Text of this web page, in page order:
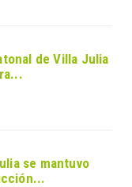
de Villa Julia
se mantuvo